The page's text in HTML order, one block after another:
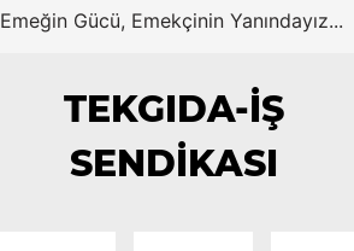
Emeğin Gücü, Emekçinin Yanındayız...
TEKGIDA-İŞ
SENDİKASI